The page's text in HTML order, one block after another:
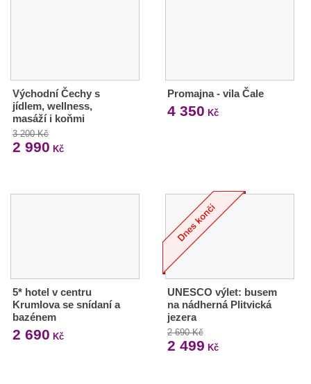
Východní Čechy s
jídlem, wellness,
masáží i koňmi
3 200 Kč
2 990 Kč
Promajna - vila Čale
4 350 Kč
5* hotel v centru
Krumlova se snídaní a
bazénem
2 690 Kč
UNESCO výlet: busem
na nádherná Plitvická
jezera
2 690 Kč
2 499 Kč